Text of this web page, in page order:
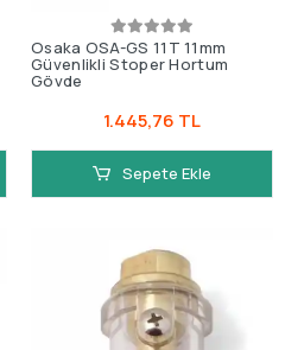
Osaka OSA-GS 11T 11mm
Güvenlikli Stoper Hortum
Gövde
1.445,76 TL
Sepete Ekle